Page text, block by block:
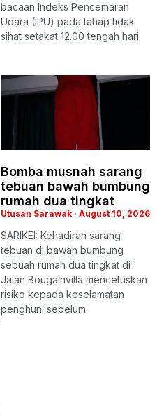
bacaan Indeks Pencemaran
Udara (IPU) pada tahap tidak
sihat setakat 12.00 tengah hari
Bomba musnah sarang
tebuan bawah bumbung
rumah dua tingkat
Utusan Sarawak August 10, 2026
SARIKEI: Kehadiran sarang
tebuan di bawah bumbung
sebuah rumah dua tingkat di
Jalan Bougainvilla mencetuskan
risiko kepada keselamatan
penghuni sebelum